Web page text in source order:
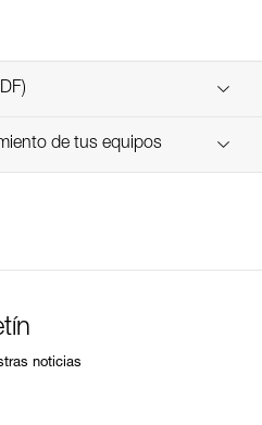
Notice
Notice
de tus equipos
noticias